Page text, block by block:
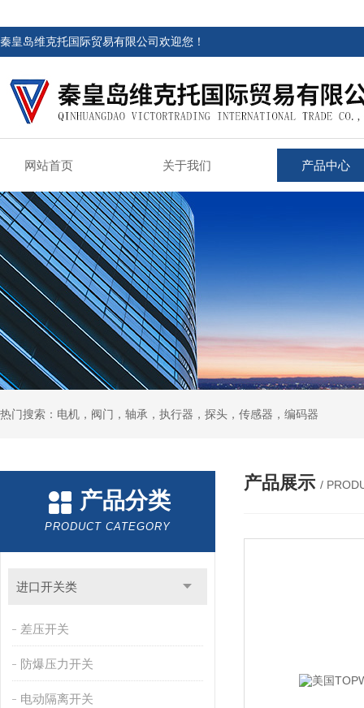
秦皇岛维克托国际贸易有限公司欢迎您！
网站首页 关于我们 产品中心
热门搜索：电机，阀门，轴承，执行器，探头，传感器，编码器
产品分类
PRODUCT CATEGORY
进口开关类
差压开关
防爆压力开关
电动隔离开关
产品展示 /